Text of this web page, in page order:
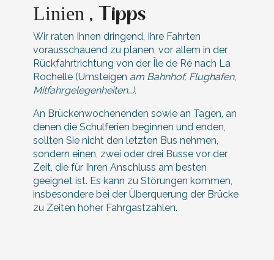
Linien , Tipps
Wir raten Ihnen dringend, Ihre Fahrten
vorausschauend zu planen, vor allem in der
Rückfahrtrichtung von der Île de Ré nach La
Rochelle (Umsteigen am Bahnhof, Flughafen,
Mitfahrgelegenheiten…).
An Brückenwochenenden sowie an Tagen, an
denen die Schulferien beginnen und enden,
sollten Sie nicht den letzten Bus nehmen,
sondern einen, zwei oder drei Busse vor der
Zeit, die für Ihren Anschluss am besten
geeignet ist. Es kann zu Störungen kommen,
insbesondere bei der Überquerung der Brücke
zu Zeiten hoher Fahrgastzahlen.